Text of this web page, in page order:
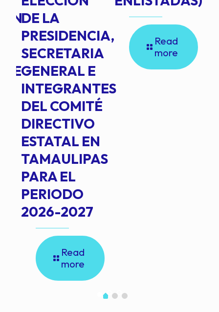
DE LA
PRESIDENCIA,
SECRETARIA
GENERAL E
INTEGRANTES
DEL COMITÉ
DIRECTIVO
ESTATAL EN
TAMAULIPAS
PARA EL
PERIODO
2026-2027
Read
more
Read
more